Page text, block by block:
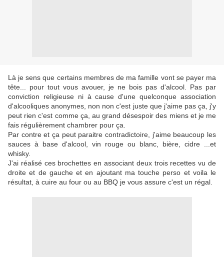
Là je sens que certains membres de ma famille vont se payer ma
tête... pour tout vous avouer, je ne bois pas d'alcool. Pas par
conviction religieuse ni à cause d'une quelconque association
d'alcooliques anonymes, non non c'est juste que j'aime pas ça, j'y
peut rien c'est comme ça, au grand désespoir des miens et je me
fais régulièrement chambrer pour ça.
Par contre et ça peut paraitre contradictoire, j'aime beaucoup les
sauces à base d'alcool, vin rouge ou blanc, bière, cidre ...et
whisky.
J'ai réalisé ces brochettes en associant deux trois recettes vu de
droite et de gauche et en ajoutant ma touche perso et voila le
résultat, à cuire au four ou au BBQ je vous assure c'est un régal.